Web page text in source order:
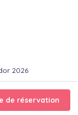
de réservation
2026